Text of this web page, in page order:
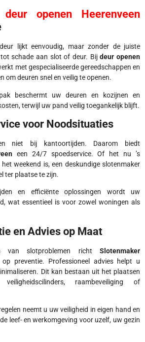
deur openen Heerenveen
lijkt eenvoudig, maar zonder de juiste
schade aan slot of deur. Bijdeur openen
met gespecialiseerde gereedschappen en
om deuren snel en veilig te openen.
beschermt uw deuren en kozijnen en
terwijl uw pand veilig toegankelijk blijft.
voor Noodsituaties
niet bij kantoortijden. Daarom biedt
een 24/7 spoedservice. Of het nu ’s
weekend is, een deskundige slotenmaker
ter plaatse te zijn.
en efficiënte oplossingen wordt uw
wat essentieel is voor zowel woningen als
en Advies op Maat
van slotproblemen richt Slotenmaker
preventie. Professioneel advies helpt u
Dit kan bestaan uit het plaatsen
raambeveiliging of
neemt u uw veiligheid in eigen hand en
leef- en werkomgeving voor uzelf, uw gezin